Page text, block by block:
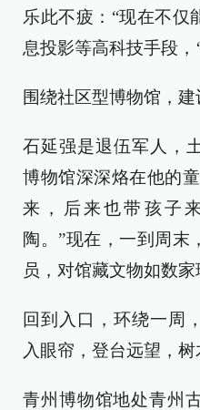
乐此不疲：“现在不仅
息投影等高科技手段，
围绕社区型博物馆，
石延强是退伍军人，
博物馆深深烙在他的
来，后来也带孩子
陶。”现在，一到周末
员，对馆藏文物如数家
回到入口，环绕一周
入眼帘，登台远望，树
青州博物馆地处青州